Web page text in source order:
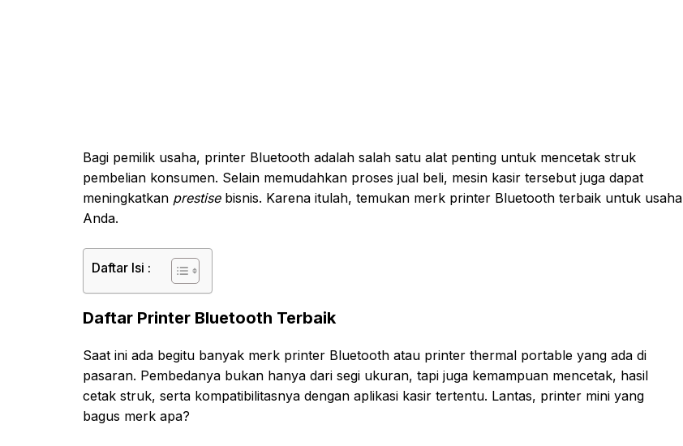
Bagi pemilik usaha, printer Bluetooth adalah salah satu alat penting untuk mencetak struk
pembelian konsumen. Selain memudahkan proses jual beli, mesin kasir tersebut juga dapat
meningkatkan prestise bisnis. Karena itulah, temukan merk printer Bluetooth terbaik untuk usaha
Anda.
Daftar Isi :
Daftar Printer Bluetooth Terbaik
Saat ini ada begitu banyak merk printer Bluetooth atau printer thermal portable yang ada di
pasaran. Pembedanya bukan hanya dari segi ukuran, tapi juga kemampuan mencetak, hasil
cetak struk, serta kompatibilitasnya dengan aplikasi kasir tertentu. Lantas, printer mini yang
bagus merk apa?